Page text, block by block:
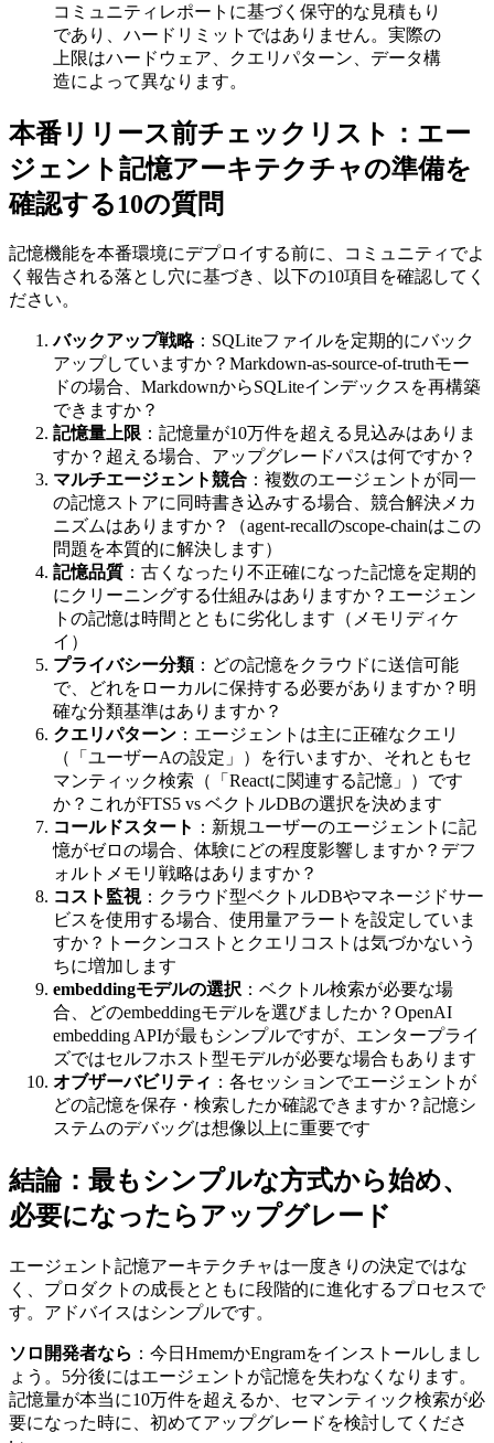
コミュニティレポートに基づく保守的な見積もり
であり、ハードリミットではありません。実際の
上限はハードウェア、クエリパターン、データ構
造によって異なります。
本番リリース前チェックリスト：エー
ジェント記憶アーキテクチャの準備を
確認する10の質問
記憶機能を本番環境にデプロイする前に、コミュニティでよ
く報告される落とし穴に基づき、以下の10項目を確認してく
ださい。
バックアップ戦略：SQLiteファイルを定期的にバック
アップしていますか？Markdown-as-source-of-truthモー
ドの場合、MarkdownからSQLiteインデックスを再構築
できますか？
記憶量上限 ：記憶量が10万件を超える見込みはありま
すか？超える場合、アップグレードパスは何ですか？
マルチエージェント競合 ：複数のエージェントが同一
の記憶ストアに同時書き込みする場合、競合解決メカ
ニズムはありますか？（agent-recallのscope-chainはこの
問題を本質的に解決します）
記憶品質 ：古くなったり不正確になった記憶を定期的
にクリーニングする仕組みはありますか？エージェン
トの記憶は時間とともに劣化します（メモリディケ
イ）
プライバシー分類：どの記憶をクラウドに送信可能
で、どれをローカルに保持する必要がありますか？明
確な分類基準はありますか？
クエリパターン ：エージェントは主に正確なクエリ
（「ユーザーAの設定」）を行いますか、それともセ
マンティック検索（「Reactに関連する記憶」）です
か？これがFTS5 vs ベクトルDBの選択を決めます
コールドスタート ：新規ユーザーのエージェントに記
憶がゼロの場合、体験にどの程度影響しますか？デフ
ォルトメモリ戦略はありますか？
コスト監視：クラウド型ベクトルDBやマネージドサー
ビスを使用する場合、使用量アラートを設定していま
すか？トークンコストとクエリコストは気づかないう
ちに増加します
embeddingモデルの選択 ：ベクトル検索が必要な場
合、どのembeddingモデルを選びましたか？OpenAI
embedding APIが最もシンプルですが、エンタープライ
ズではセルフホスト型モデルが必要な場合もあります
オブザーバビリティ ：各セッションでエージェントが
どの記憶を保存・検索したか確認できますか？記憶シ
ステムのデバッグは想像以上に重要です
結論：最もシンプルな方式から始め、
必要になったらアップグレード
エージェント記憶アーキテクチャは一度きりの決定ではな
く、プロダクトの成長とともに段階的に進化するプロセスで
す。アドバイスはシンプルです。
ソロ開発者なら ：今日HmemかEngramをインストールしまし
ょう。5分後にはエージェントが記憶を失わなくなります。
記憶量が本当に10万件を超えるか、セマンティック検索が必
要になった時に、初めてアップグレードを検討してくださ